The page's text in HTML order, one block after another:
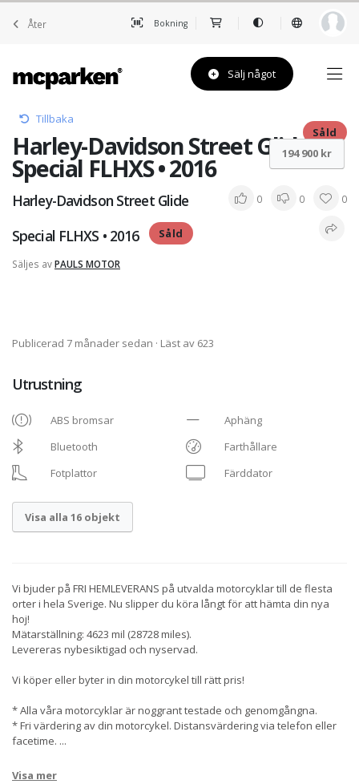
Åter Bokning
Sälj något
Tillbaka
Harley-Davidson Street Glide
Special FLHXS • 2016
Såld
Harley-Davidson Street Glide
Special FLHXS • 2016
Såld
0 0 0
Säljes avPAULS MOTOR
194 900 kr
Publicerad 7 månader sedan · Läst av 623
Utrustning
ABS bromsar
Aphäng
Bluetooth
Farthållare
Fotplattor
Färddator
Visa alla 16 objekt
Vi bjuder på FRI HEMLEVERANS på utvalda motorcyklar till de flesta
orter i hela Sverige. Nu slipper du köra långt för att hämta din nya
hoj!
Mätarställning: 4623 mil (28728 miles).
Levereras nybesiktigad och nyservad.
Vi köper eller byter in din motorcykel till rätt pris!
* Alla våra motorcyklar är noggrant testade och genomgångna.
* Fri värdering av din motorcykel. Distansvärdering via telefon eller
facetime. ...
Visa mer